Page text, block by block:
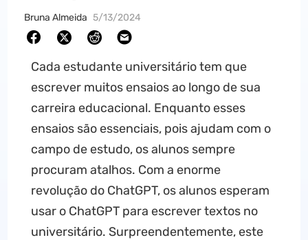
Bruna Almeida 5/13/2024
Cada estudante universitário tem que
escrever muitos ensaios ao longo de sua
carreira educacional. Enquanto esses
ensaios são essenciais, pois ajudam com o
campo de estudo, os alunos sempre
procuram atalhos. Com a enorme
revolução do ChatGPT, os alunos esperam
usar o ChatGPT para escrever textos no
universitário. Surpreendentemente, este